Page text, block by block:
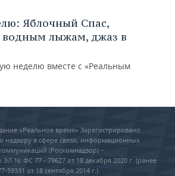
Яблочный Спас,
водным лыжам, джаз в
неделю вместе с «Реальным
«Реальное время» Зарегистрировано
надзору в сфере связи, информационных
(Роскомнадзор) –
№ ФС 77 - 79627 от 18 декабря 2020 г. (ранее
59331 от 18 сентября 2014 г.)